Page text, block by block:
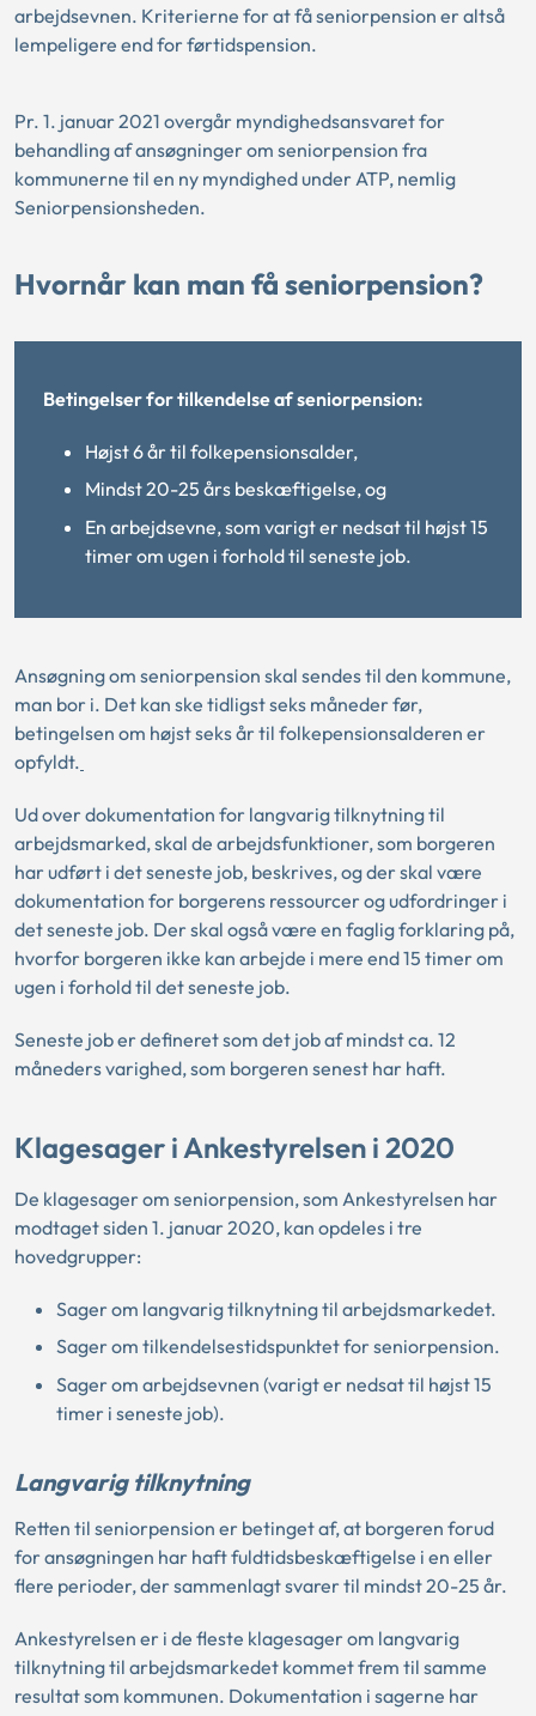
arbejdsevnen. Kriterierne for at få seniorpension er altså
lempeligere end for førtidspension.
Pr. 1. januar 2021 overgår myndighedsansvaret for
behandling af ansøgninger om seniorpension fra
kommunerne til en ny myndighed under ATP, nemlig
Seniorpensionsheden.
Hvornår kan man få seniorpension?
Betingelser for tilkendelse af seniorpension:
Højst 6 år til folkepensionsalder,
Mindst 20-25 års beskæftigelse, og
En arbejdsevne, som varigt er nedsat til højst 15
timer om ugen i forhold til seneste job.
Ansøgning om seniorpension skal sendes til den kommune,
man bor i. Det kan ske tidligst seks måneder før,
betingelsen om højst seks år til folkepensionsalderen er
opfyldt.
Ud over dokumentation for langvarig tilknytning til
arbejdsmarked, skal de arbejdsfunktioner, som borgeren
har udført i det seneste job, beskrives, og der skal være
dokumentation for borgerens ressourcer og udfordringer i
det seneste job. Der skal også være en faglig forklaring på,
hvorfor borgeren ikke kan arbejde i mere end 15 timer om
ugen i forhold til det seneste job.
Seneste job er defineret som det job af mindst ca. 12
måneders varighed, som borgeren senest har haft.
Klagesager i Ankestyrelsen i 2020
De klagesager om seniorpension, som Ankestyrelsen har
modtaget siden 1. januar 2020, kan opdeles i tre
hovedgrupper:
Sager om langvarig tilknytning til arbejdsmarkedet.
Sager om tilkendelsestidspunktet for seniorpension.
Sager om arbejdsevnen (varigt er nedsat til højst 15
timer i seneste job).
Langvarig tilknytning
Retten til seniorpension er betinget af, at borgeren forud
for ansøgningen har haft fuldtidsbeskæftigelse i en eller
flere perioder, der sammenlagt svarer til mindst 20-25 år.
Ankestyrelsen er i de fleste klagesager om langvarig
tilknytning til arbejdsmarkedet kommet frem til samme
resultat som kommunen. Dokumentation i sagerne har